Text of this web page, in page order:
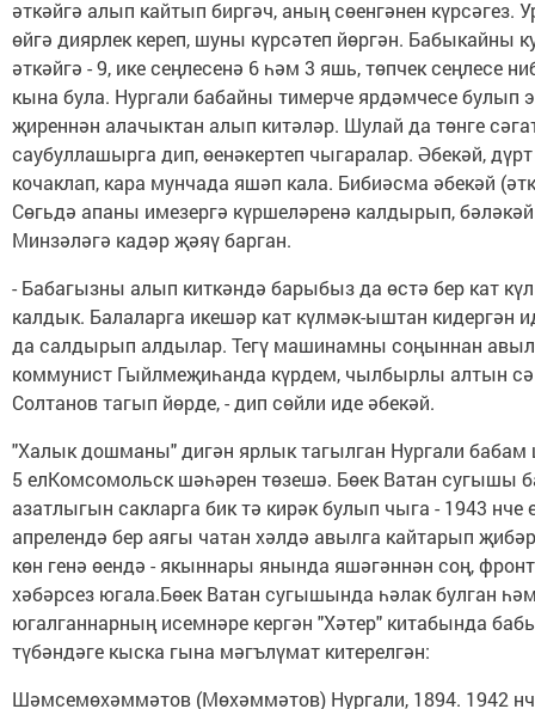
әткәйгә алып кайтып биргәч, аның сөенгәнен күрсәгез.
өйгә диярлек кереп, шуны күрсәтеп йөргән. Бабыкайны
әткәйгә - 9, ике сеңлесенә 6 һәм 3 яшь, төпчек сеңлесе
кына була. Нургали бабайны тимерче ярдәмчесе булып
җиреннән алачыктан алып китәләр. Шулай да төнге
саубуллашырга дип, өенәкертеп чыгаралар. Әбекәй,
кочаклап, кара мунчада яшәп кала. Бибиәсма әбекәй
Сөгьдә апаны имезергә күршеләренә калдырып,
Минзәләгә кадәр җәяү барган.
- Бабагызны алып киткәндә барыбыз да өстә бер кат
калдык. Балаларга икешәр кат күлмәк-ыштан кидергән
да салдырып алдылар. Тегү машинамны соңыннан
коммунист Гыйлмеҗиһанда күрдем, чылбырлы алтын
Солтанов тагып йөрде, - дип сөйли иде әбекәй.
"Халык дошманы" дигән ярлык тагылган Нургали бабам
5 елКомсомольск шәһәрен төзешә. Бөек Ватан сугышы
азатлыгын сакларга бик тә кирәк булып чыга - 1943 нче
апрелендә бер аягы чатан хәлдә авылга кайтарып
көн генә өендә - якыннары янында яшәгәннән соң,
хәбәрсез югала.Бөек Ватан сугышында һәлак булган
югалганнарның исемнәре кергән "Хәтер" китабында
түбәндәге кыска гына мәгълүмат китерелгән:
Шәмсемөхәммәтов (Мөхәммәтов) Нургали, 1894. 1942